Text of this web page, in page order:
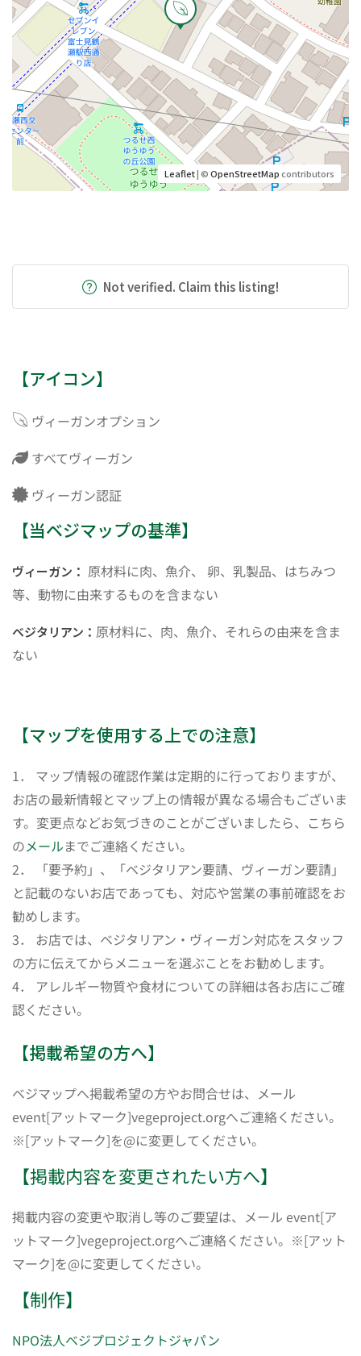
Leaflet| ©OpenStreetMapcontributors
Not verified. Claim this listing!
【アイコン】
ヴィーガンオプション
すべてヴィーガン
ヴィーガン認証
【当ベジマップの基準】
ヴィーガン： 原材料に肉、魚介、 卵、乳製品、はちみつ
等、動物に由来するものを含まない
ベジタリアン： 原材料に、肉、魚介、それらの由来を含ま
ない
【マップを使用する上での注意】
1． マップ情報の確認作業は定期的に行っておりますが、
お店の最新情報とマップ上の情報が異なる場合もございま
す。変更点などお気づきのことがございましたら、こちら
のメールまでご連絡ください。
2． 「要予約」、「ベジタリアン要請、ヴィーガン要請」
と記載のないお店であっても、対応や営業の事前確認をお
勧めします。
3． お店では、ベジタリアン・ヴィーガン対応をスタッフ
の方に伝えてからメニューを選ぶことをお勧めします。
4． アレルギー物質や食材についての詳細は各お店にご確
認ください。
【掲載希望の方へ】
ベジマップへ掲載希望の方やお問合せは、メール
event[アットマーク]vegeproject.orgへご連絡ください。
※[アットマーク]を@に変更してください。
【掲載内容を変更されたい方へ】
掲載内容の変更や取消し等のご要望は、メール event[ア
ットマーク]vegeproject.orgへご連絡ください。※[アット
マーク]を@に変更してください。
【制作】
NPO法人ベジプロジェクトジャパン